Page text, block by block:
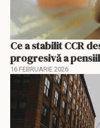
Ce a stabilit CCR
progresivă a
16 FEBRUARIE 2026